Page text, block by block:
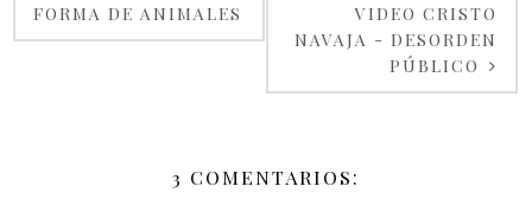
FORMA DE ANIMALES
VIDEO CRISTO
NAVAJA - DESORDEN
PÚBLICO
3 COMENTARIOS: